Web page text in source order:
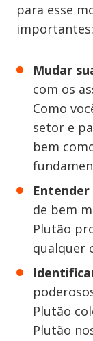
para esse
importantes:
Mudar
com os
Como
setor e
bem
Entender
de bem
Plutão
qualquer
Plutão
Plutão